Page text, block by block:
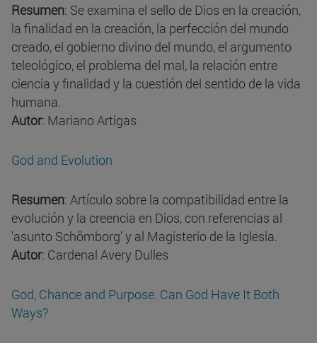
Resumen: Se examina el sello de Dios en la creación,
la finalidad en la creación, la perfección del mundo
creado, el gobierno divino del mundo, el argumento
teleológico, el problema del mal, la relación entre
ciencia y finalidad y la cuestión del sentido de la vida
humana.
Autor: Mariano Artigas
God and Evolution
Resumen: Artículo sobre la compatibilidad entre la
evolución y la creencia en Dios, con referencias al
'asunto Schömborg' y al Magisterio de la Iglesia.
Autor: Cardenal Avery Dulles
God, Chance and Purpose. Can God Have It Both
Ways?